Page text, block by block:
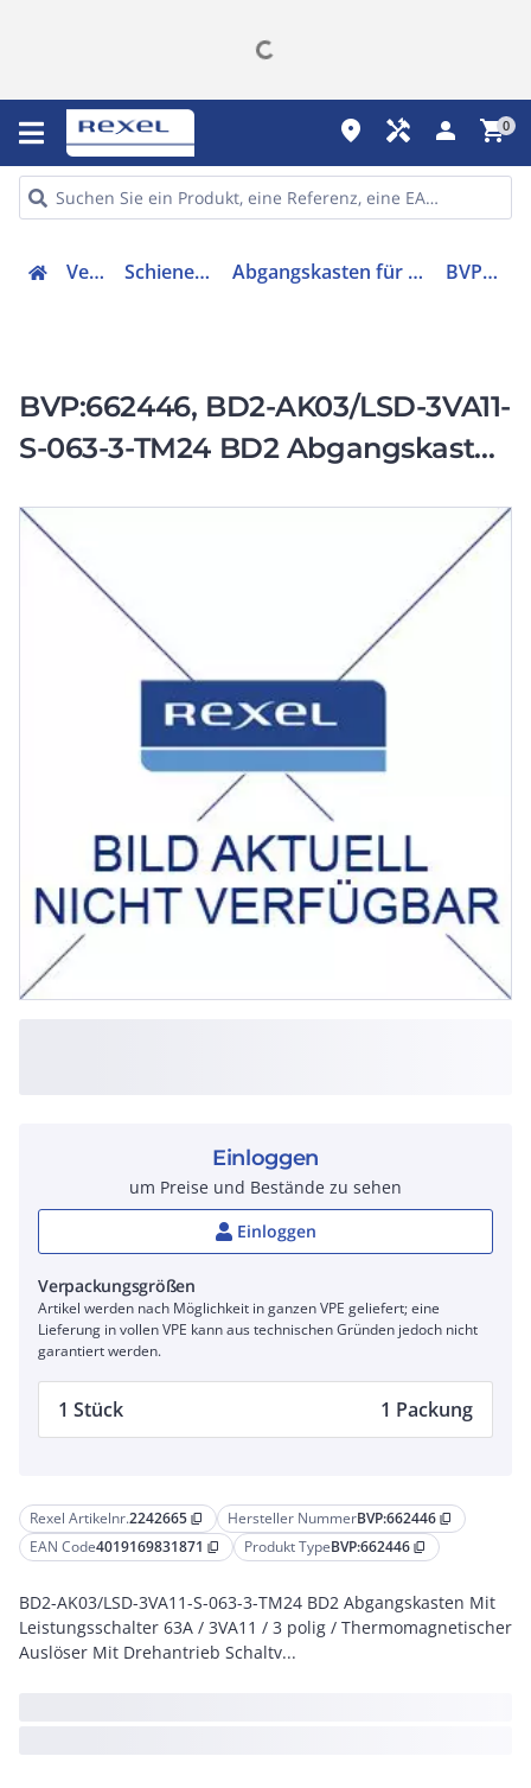
place handyman person shopping_cart0
Verteiler Schienenverteiler Abgangskasten für Schienenverteiler BVP:662446
BVP:662446, BD2-AK03/LSD-3VA11-
S-063-3-TM24 BD2 Abgangskasten
3 polig / Thermomagnetischer
Auslöser Mit Drehantrieb Schaltv...
Rexel Artikelnr.2242665 content_copy Hersteller NummerBVP:662446 content_copy
EAN Code4019169831871 content_copy Produkt TypeBVP:662446 content_copy
BD2-AK03/LSD-3VA11-S-063-3-TM24 BD2 Abgangskasten Mit
Leistungsschalter 63A / 3VA11 / 3 polig / Thermomagnetischer
Auslöser Mit Drehantrieb Schaltv...
Einloggen
um Preise und Bestände zu sehen
Einloggen
Verpackungsgrößen
Artikel werden nach Möglichkeit in ganzen VPE geliefert; eine
Lieferung in vollen VPE kann aus technischen Gründen jedoch nicht
garantiert werden.
1 Stück 1 Packung